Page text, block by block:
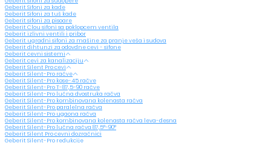
Geberit Sifoni za kade
Geberit Sifoni za tuš kade
Geberit sifoni za pisoare
Geberit Clou sifoni sa poklopcem ventila
Geberit izlivni ventili i pribor
Geberit ugradni sifoni za mašine za pranje veša i sudova
Geberit dihtunzi za odovdne cevi - sifone
Geberit cevni sistemi
Geberit cevi za kanalizaciju
Geberit Silent Pro cevi
Geberit Silent-Pro račve
Geberit Silent-Pro kose-45 račve
Geberit Silent-Pro T-87,5-90 račve
Geberit Silent-Pro lučna dvostruka račva
Geberit Silent-Pro kombinovana kolenasta račva
Geberit Silent-Pro paralelna račva
Geberit Silent-Pro ugaona račva
Geberit Silent-Pro kombinovana kolenasta račva leva-desna
Geberit Silent-Pro lučna račva 87,5°-90°
Geberit Silent Pro cevni dozračnici
Geberit Silent-Pro redukcije